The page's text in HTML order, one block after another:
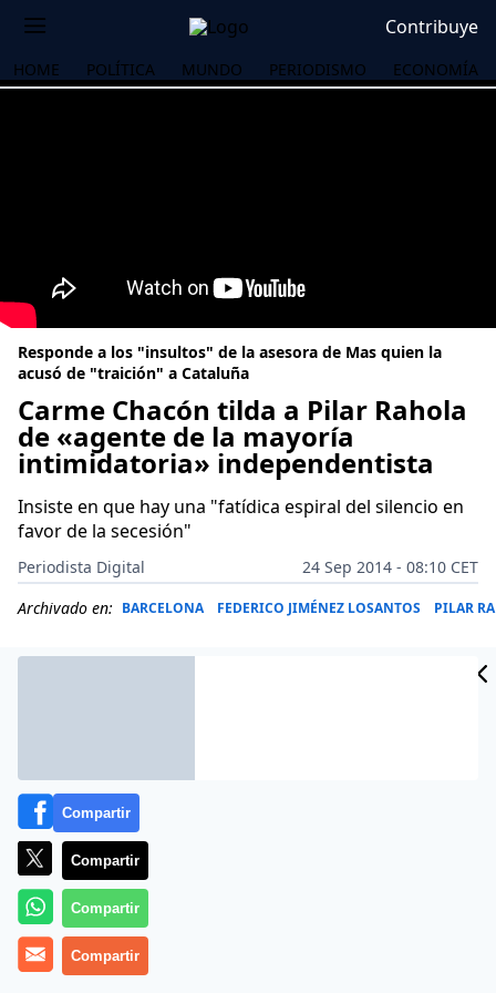
Contribuye
HOME POLÍTICA MUNDO PERIODISMO ECONOMÍA
Responde a los "insultos" de la asesora de Mas quien la
acusó de "traición" a Cataluña
Carme Chacón tilda a Pilar Rahola
de «agente de la mayoría
intimidatoria» independentista
Insiste en que hay una "fatídica espiral del silencio en
favor de la secesión"
Periodista Digital
24 Sep 2014 - 08:10 CET
Archivado en: BARCELONA FEDERICO JIMÉNEZ LOSANTOS PILAR
Más información
Compartir
Compartir
Compartir
Compartir